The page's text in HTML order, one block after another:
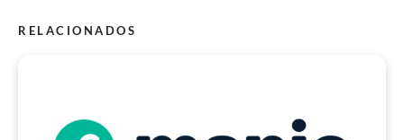
RELACIONADOS